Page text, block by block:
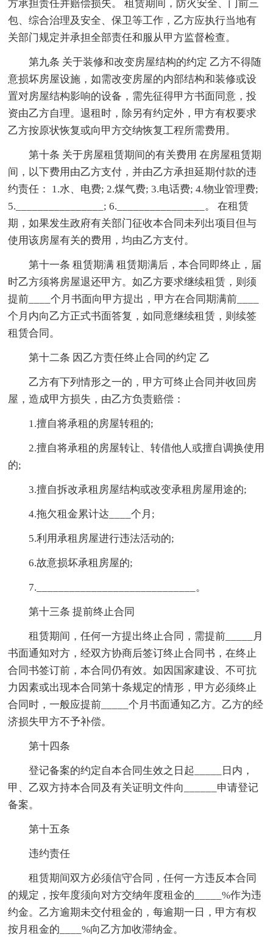
方承担责任并赔偿损失。 租赁期间，防火安全、门前三
包、综合治理及安全、保卫等工作，乙方应执行当地有
关部门规定并承担全部责任和服从甲方监督检查。
第九条 关于装修和改变房屋结构的约定 乙方不得随
意损坏房屋设施，如需改变房屋的内部结构和装修或设
置对房屋结构影响的设备，需先征得甲方书面同意，投
资由乙方自理。退租时，除另有约定外，甲方有权要求
乙方按原状恢复或向甲方交纳恢复工程所需费用。
第十条 关于房屋租赁期间的有关费用 在房屋租赁期
间，以下费用由乙方支付，并由乙方承担延期付款的违
约责任： 1.水、电费; 2.煤气费; 3.电话费; 4.物业管理费;
5.________________; 6.________________。 在租赁
期，如果发生政府有关部门征收本合同未列出项目但与
使用该房屋有关的费用，均由乙方支付。
第十一条 租赁期满 租赁期满后，本合同即终止，届
时乙方须将房屋退还甲方。如乙方要求继续租赁，则须
提前____个月书面向甲方提出，甲方在合同期满前____
个月内向乙方正式书面答复，如同意继续租赁，则续签
租赁合同。
第十二条 因乙方责任终止合同的约定 乙
乙方有下列情形之一的，甲方可终止合同并收回房
屋，造成甲方损失，由乙方负责赔偿：
1.擅自将承租的房屋转租的;
2.擅自将承租的房屋转让、转借他人或擅自调换使用
的;
3.擅自拆改承租房屋结构或改变承租房屋用途的;
4.拖欠租金累计达____个月;
5.利用承租房屋进行违法活动的;
6.故意损坏承租房屋的;
7._____________________________。
第十三条 提前终止合同
租赁期间，任何一方提出终止合同，需提前_____月
书面通知对方，经双方协商后签订终止合同书，在终止
合同书签订前，本合同仍有效。如因国家建设、不可抗
力因素或出现本合同第十条规定的情形，甲方必须终止
合同时，一般应提前_____个月书面通知乙方。乙方的经
济损失甲方不予补偿。
第十四条
登记备案的约定自本合同生效之日起_____日内，
甲、乙双方持本合同及有关证明文件向______申请登记
备案。
第十五条
违约责任
租赁期间双方必须信守合同，任何一方违反本合同
的规定，按年度须向对方交纳年度租金的_____%作为违
约金。乙方逾期未交付租金的，每逾期一日，甲方有权
按月租金的____%向乙方加收滞纳金。